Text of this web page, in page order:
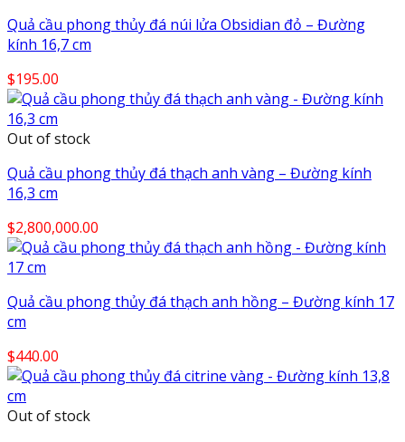
Quả cầu phong thủy đá núi lửa Obsidian đỏ – Đường
kính 16,7 cm
$195.00
Out of stock
Quả cầu phong thủy đá thạch anh vàng – Đường kính
16,3 cm
$2,800,000.00
Quả cầu phong thủy đá thạch anh hồng – Đường kính 17
cm
$440.00
Out of stock